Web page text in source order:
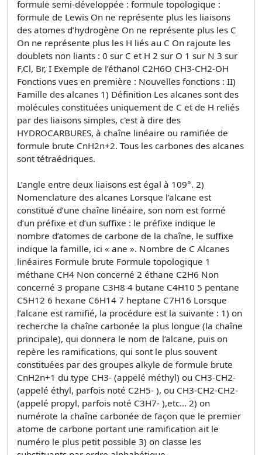
formule semi-développée : formule topologique :
formule de Lewis On ne représente plus les liaisons
des atomes d’hydrogène On ne représente plus les C
On ne représente plus les H liés au C On rajoute les
doublets non liants : 0 sur C et H 2 sur O 1 sur N 3 sur
F,Cl, Br, I Exemple de l’éthanol C2H6O CH3-CH2-OH
Fonctions vues en première : Nouvelles fonctions : II)
Famille des alcanes 1) Définition Les alcanes sont des
molécules constituées uniquement de C et de H reliés
par des liaisons simples, c'est à dire des
HYDROCARBURES, à chaîne linéaire ou ramifiée de
formule brute CnH2n+2. Tous les carbones des alcanes
sont tétraédriques.
L’angle entre deux liaisons est égal à 109°. 2)
Nomenclature des alcanes Lorsque l’alcane est
constitué d’une chaîne linéaire, son nom est formé
d’un préfixe et d’un suffixe : le préfixe indique le
nombre d’atomes de carbone de la chaîne, le suffixe
indique la famille, ici « ane ». Nombre de C Alcanes
linéaires Formule brute Formule topologique 1
méthane CH4 Non concerné 2 éthane C2H6 Non
concerné 3 propane C3H8 4 butane C4H10 5 pentane
C5H12 6 hexane C6H14 7 heptane C7H16 Lorsque
l’alcane est ramifié, la procédure est la suivante : 1) on
recherche la chaîne carbonée la plus longue (la chaîne
principale), qui donnera le nom de l’alcane, puis on
repère les ramifications, qui sont le plus souvent
constituées par des groupes alkyle de formule brute
CnH2n+1 du type CH3- (appelé méthyl) ou CH3-CH2-
(appelé éthyl, parfois noté C2H5- ), ou CH3-CH2-CH2-
(appelé propyl, parfois noté C3H7- ),etc… 2) on
numérote la chaîne carbonée de façon que le premier
atome de carbone portant une ramification ait le
numéro le plus petit possible 3) on classe les